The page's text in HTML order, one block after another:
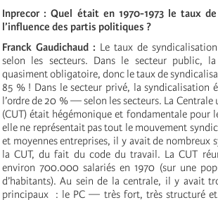
Inprecor : Quel était en 1970-1973 le taux
l’influence des partis politiques ?
Franck Gaudichaud : Le taux de
selon les secteurs. Dans le secteur public,
quasiment obligatoire, donc le taux de
85 % ! Dans le secteur privé, la
l’ordre de 20 % — selon les secteurs. La
(CUT) était hégémonique et fondamentale pour
elle ne représentait pas tout le mouvement
et moyennes entreprises, il y avait de nombreux
la CUT, du fait du code du travail. La CUT
environ 700.000 salariés en 1970 (sur une
d’habitants). Au sein de la centrale, il y avait
principaux : le PC — très fort, très structuré